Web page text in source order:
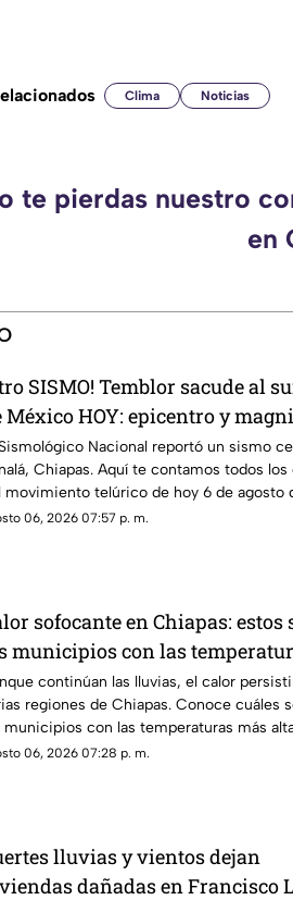
Clima Noticias
te pierdas nuestro
en
SISMO! Temblor sacude al
México HOY: epicentro y
Nacional reportó un sismo
Chiapas. Aquí te contamos todos los
movimiento telúrico de hoy 6 de agosto
06, 2026 07:57 p. m.
sofocante en Chiapas: estos
municipios con las
altas este viernes 7 de agosto
continúan las lluvias, el calor
regiones de Chiapas. Conoce cuáles
municipios con las temperaturas más
06, 2026 07:28 p. m.
lluvias y vientos dejan
dañadas en Francisco